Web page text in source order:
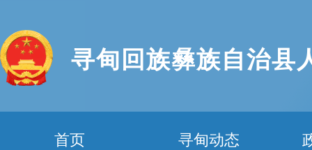
寻甸回族彝族自治县
首页 寻甸动态